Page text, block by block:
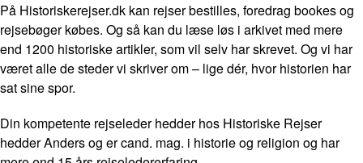
På Historiskerejser.dk kan rejser bestilles, foredrag bookes og
rejsebøger købes. Og så kan du læse løs i arkivet med mere
end 1200 historiske artikler, som vil selv har skrevet. Og vi har
været alle de steder vi skriver om – lige dér, hvor historien har
sat sine spor.
Din kompetente rejseleder hedder hos Historiske Rejser
hedder Anders og er cand. mag. i historie og religion og har